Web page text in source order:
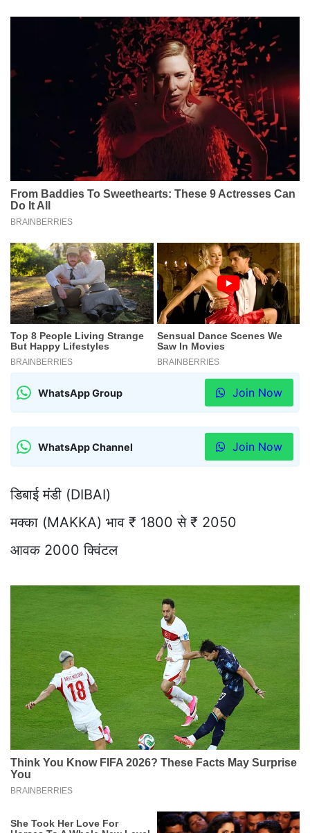
WhatsApp Group Join Now
WhatsApp Channel Join Now
डिबाई मंडी (DIBAI)
मक्का (MAKKA) भाव ₹ 1800 से ₹ 2050
आवक 2000 क्विंटल